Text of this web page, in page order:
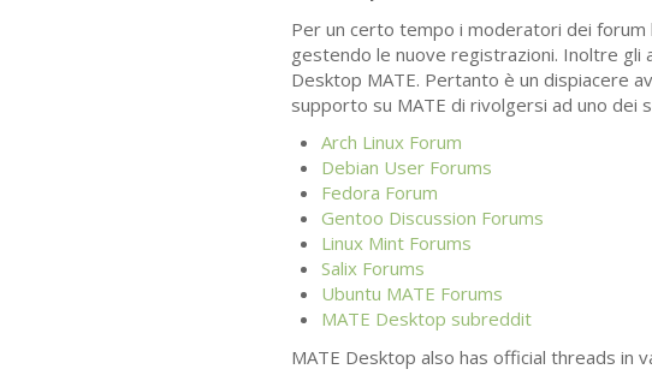
Per un certo tempo i moderatori dei
gestendo le nuove registrazioni. Inoltre gli
Desktop MATE. Pertanto è un dispiacere
supporto su MATE di rivolgersi ad uno dei
Arch Linux Forum
Debian User Forums
Fedora Forum
Gentoo Discussion Forums
Linux Mint Forums
Salix Forums
Ubuntu MATE Forums
MATE Desktop subreddit
MATE Desktop also has official threads in